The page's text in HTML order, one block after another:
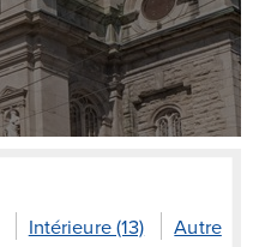
Intérieure (13)
Autre